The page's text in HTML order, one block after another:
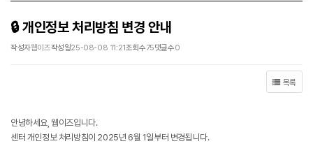
🔒 개인정보 처리방침 변경 안내
작성자웹이즈작성일25-08-08 11:21조회수75댓글수0
목록
안녕하세요, 웹이즈입니다.
센터 개인정보 처리방침이 2025년 6월 1일부터 변경됩니다.